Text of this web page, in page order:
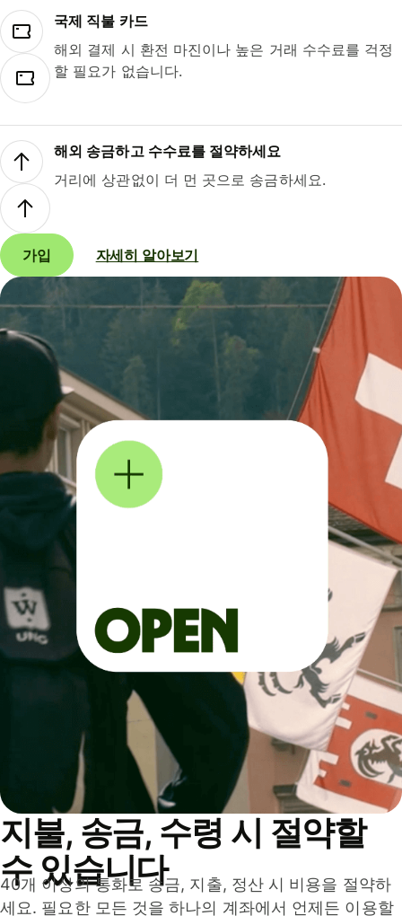
국제 직불 카드
해외 결제 시 환전 마진이나 높은 거래 수수료를 걱정
할 필요가 없습니다.
해외 송금하고 수수료를 절약하세요
거리에 상관없이 더 먼 곳으로 송금하세요.
가입 자세히 알아보기
지불, 송금, 수령 시 절약할
수 있습니다
40개 이상의 통화로 송금, 지출, 정산 시 비용을 절약하
세요. 필요한 모든 것을 하나의 계좌에서 언제든 이용할